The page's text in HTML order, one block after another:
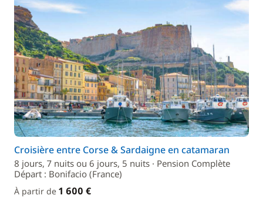
Croisière entre Corse & Sardaigne en catamaran
8 jours, 7 nuits ou 6 jours, 5 nuits · Pension Complète
Départ : Bonifacio (France)
À partir de 1 600 €